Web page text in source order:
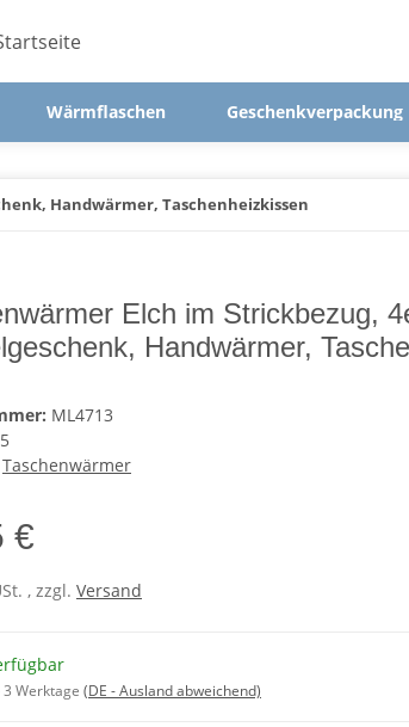
Wärmflaschen Geschenkverpackung
Handwärmer, Taschenheizkissen
Elch im Strickbezug,
Handwärmer,
ML4713
Taschenwärmer
€
, zzgl. Versand
3 Werktage (DE - Ausland abweichend)